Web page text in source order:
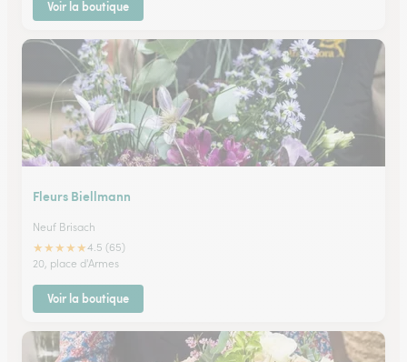
Voir la boutique
Fleurs Biellmann
Neuf Brisach
★★★★★4.5 (65)
20, place d'Armes
Voir la boutique